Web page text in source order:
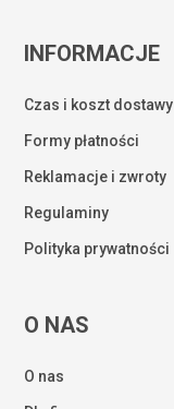
INFORMACJE
Czas i koszt dostawy
Formy płatności
Reklamacje i zwroty
Regulaminy
Polityka prywatności
O NAS
O nas